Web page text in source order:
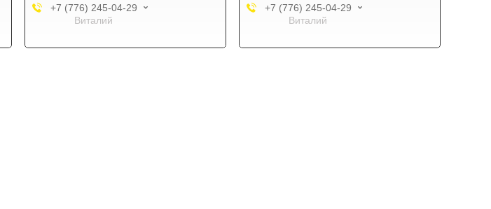
+7 (776) 245-04-29
Виталий
+7 (776) 245-04-29
Виталий